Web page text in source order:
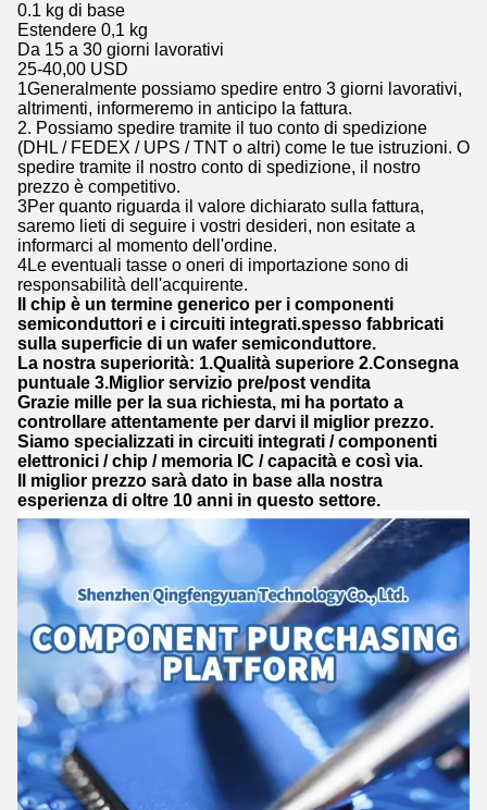
0.1 kg di base
Estendere 0,1 kg
Da 15 a 30 giorni lavorativi
25-40,00 USD
1Generalmente possiamo spedire entro 3 giorni lavorativi,
altrimenti, informeremo in anticipo la fattura.
2. Possiamo spedire tramite il tuo conto di spedizione
(DHL / FEDEX / UPS / TNT o altri) come le tue istruzioni. O
spedire tramite il nostro conto di spedizione, il nostro
prezzo è competitivo.
3Per quanto riguarda il valore dichiarato sulla fattura,
saremo lieti di seguire i vostri desideri, non esitate a
informarci al momento dell'ordine.
4Le eventuali tasse o oneri di importazione sono di
responsabilità dell'acquirente.
Il chip è un termine generico per i componenti
semiconduttori e i circuiti integrati.spesso fabbricati
sulla superficie di un wafer semiconduttore.
La nostra superiorità: 1.Qualità superiore 2.Consegna
puntuale 3.Miglior servizio pre/post vendita
Grazie mille per la sua richiesta, mi ha portato a
controllare attentamente per darvi il miglior prezzo.
Siamo specializzati in circuiti integrati / componenti
elettronici / chip / memoria IC / capacità e così via.
Il miglior prezzo sarà dato in base alla nostra
esperienza di oltre 10 anni in questo settore.